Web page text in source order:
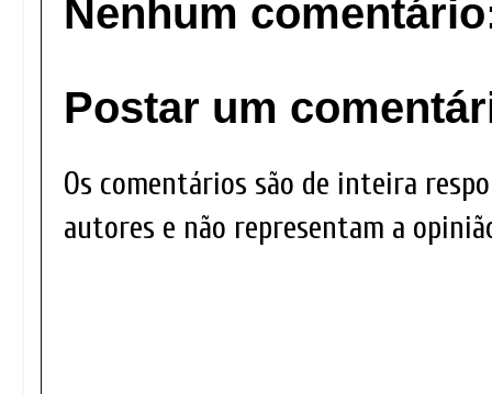
Nenhum
Postar um
Os comentários são de inteira
autores e não representam a